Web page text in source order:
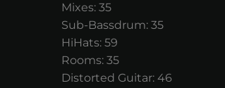
Mixes: 35
Sub-Bassdrum: 35
HiHats: 59
Rooms: 35
Distorted Guitar: 46